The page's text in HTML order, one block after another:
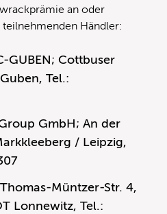
an oder
Händler:
GUBEN; Cottbuser
Tel.:
GmbH; An der
/ Leipzig,
Müntzer-Str. 4,
Lonnewitz, Tel.: